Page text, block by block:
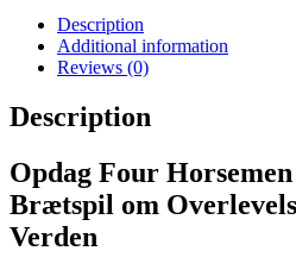
Description
Additional information
Reviews (0)
Description
Opdag Four
Brætspil om
Verden